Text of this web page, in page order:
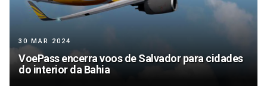
30 MAR 2024
VoePass encerra voos de Salvador para cidades
do interior da Bahia